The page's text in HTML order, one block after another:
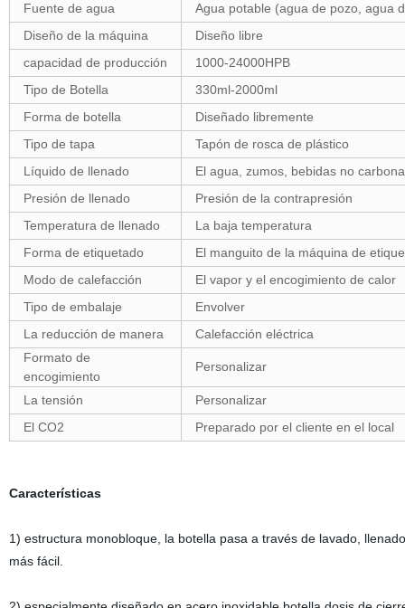
Fuente de agua
Agua potable (agua de pozo, agua
Diseño de la máquina
Diseño libre
capacidad de producción
1000-24000HPB
Tipo de Botella
330ml-2000ml
Forma de botella
Diseñado libremente
Tipo de tapa
Tapón de rosca de plástico
Líquido de llenado
El agua, zumos, bebidas no
Presión de llenado
Presión de la contrapresión
Temperatura de llenado
La baja temperatura
Forma de etiquetado
El manguito de la máquina de
Modo de calefacción
El vapor y el encogimiento de calor
Tipo de embalaje
Envolver
La reducción de manera
Calefacción eléctrica
Formato de
encogimiento
Personalizar
La tensión
Personalizar
El CO2
Preparado por el cliente en el local
Características
1) estructura monobloque, la botella pasa a través de lavado,
más fácil.